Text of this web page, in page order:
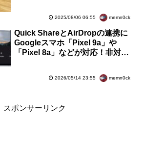
2025/08/06 06:55 memn0ck
Quick ShareとAirDropの連携に
Googleスマホ「Pixel 9a」や
「Pixel 8a」などが対応！非対応
2026/05/14 23:55 memn0ck
スポンサーリンク